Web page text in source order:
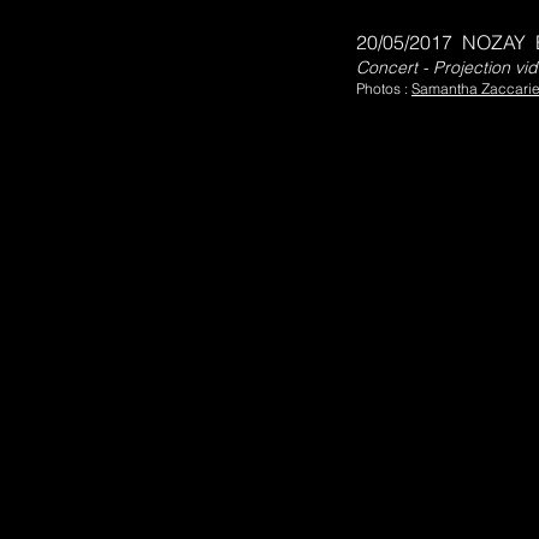
20/05/2017 NOZAY
Concert - Projection
Photos : Samantha Zaccarie